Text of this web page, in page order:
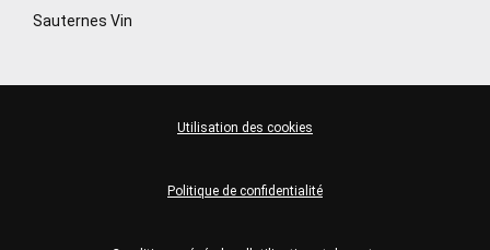
Sauternes Vin
Politique de confidentialité
Utilisation des cookies